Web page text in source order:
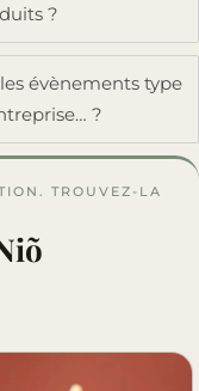
?
évènements type
?
TROUVEZ-LA